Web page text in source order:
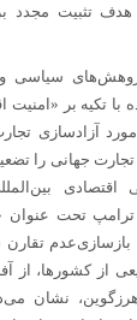
تثبیت مجدد
سیاسی و
با تکیه بر
آزادسازی
تجارت جهانی را
اقتصادی
تحت عنوان
بازسازی‌عدم
از کشورها، از
نشان